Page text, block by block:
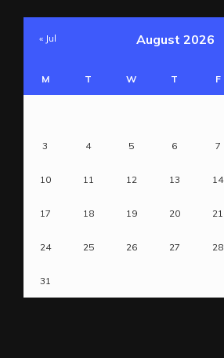
August 2026
M T W T F
3 4 5 6 7
10 11 12 13 14
17 18 19 20 21
24 25 26 27 28
31
« Jul